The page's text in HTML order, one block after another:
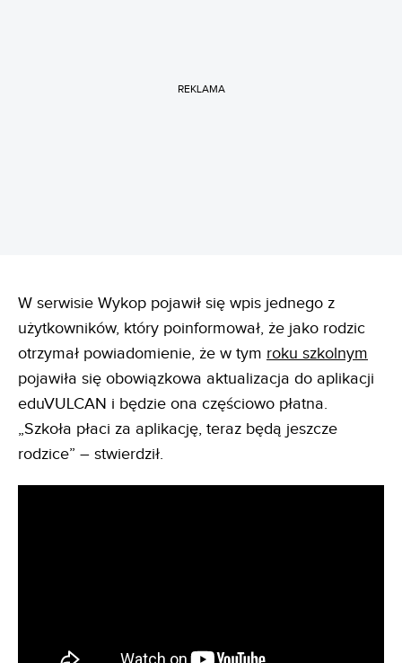
REKLAMA
W serwisie Wykop pojawił się wpis jednego z
użytkowników, który poinformował, że jako rodzic
otrzymał powiadomienie, że w tym roku szkolnym
pojawiła się obowiązkowa aktualizacja do aplikacji
eduVULCAN i będzie ona częściowo płatna.
„Szkoła płaci za aplikację, teraz będą jeszcze
rodzice” – stwierdził.